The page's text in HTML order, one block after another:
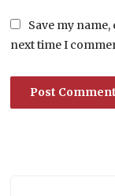
Save my
next time I